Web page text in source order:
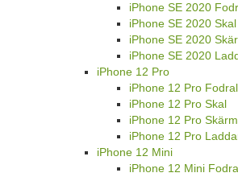
iPhone SE 2020
iPhone SE 2020 Skal
iPhone SE 2020
iPhone SE 2020
iPhone 12 Pro
iPhone 12 Pro Fodral
iPhone 12 Pro Skal
iPhone 12 Pro
iPhone 12 Pro
iPhone 12 Mini
iPhone 12 Mini